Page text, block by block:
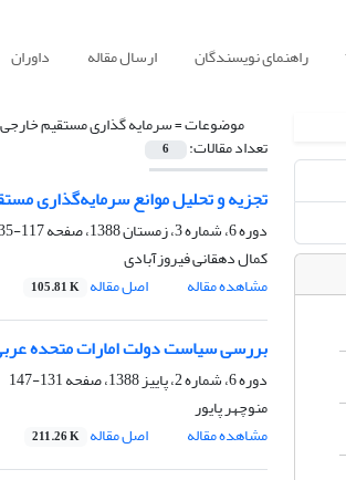
راهنمای نویسندگان ارسال مقاله داوران
موضوعات =سرمایه گذاری مستقیم خارجی
تعداد مقالات: 6
تجزیه و تحلیل موانع سرمایه‌گذاری
دوره 6، شماره 3، زمستان 1388، صفحه
117-135
کمال دهقانی فیروزآبادی
مشاهده مقاله
اصل مقاله 105.81 K
بررسی سیاست دولت امارات متحده
دوره 6، شماره 2، پاییز 1388، صفحه
131-147
منوچهر پایور
مشاهده مقاله
اصل مقاله 211.26 K